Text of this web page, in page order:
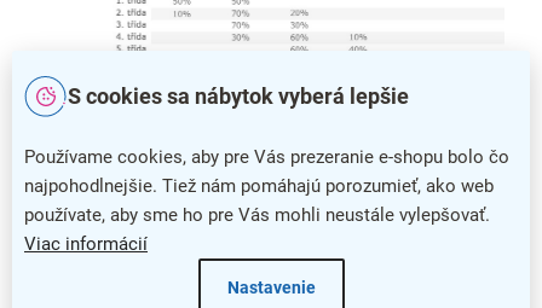
S cookies sa nábytok vyberá lepšie
Používame cookies, aby pre Vás prezeranie e-shopu bolo čo
najpohodlnejšie. Tiež nám pomáhajú porozumieť, ako web
používate, aby sme ho pre Vás mohli neustále vylepšovať.
Viac informácií
Nastavenie
Veľkostná tabuľka školského nábytku s percentuálnym využitím v
jednotlivých triedach